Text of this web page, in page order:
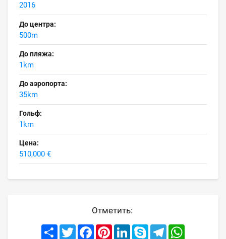
2016
До центра:
500m
До пляжа:
1km
До аэропорта:
35km
Гольф:
1km
Цена:
510,000 €
Отметить:
Share TwitterFacebookPinterestLinkedInSkype Telegram